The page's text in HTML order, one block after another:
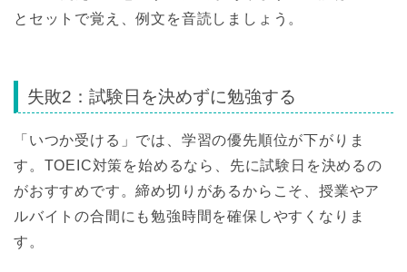
とセットで覚え、例文を音読しましょう。
失敗2：試験日を決めずに勉強する
「いつか受ける」では、学習の優先順位が下がりま
す。TOEIC対策を始めるなら、先に試験日を決めるの
がおすすめです。締め切りがあるからこそ、授業やア
ルバイトの合間にも勉強時間を確保しやすくなりま
す。